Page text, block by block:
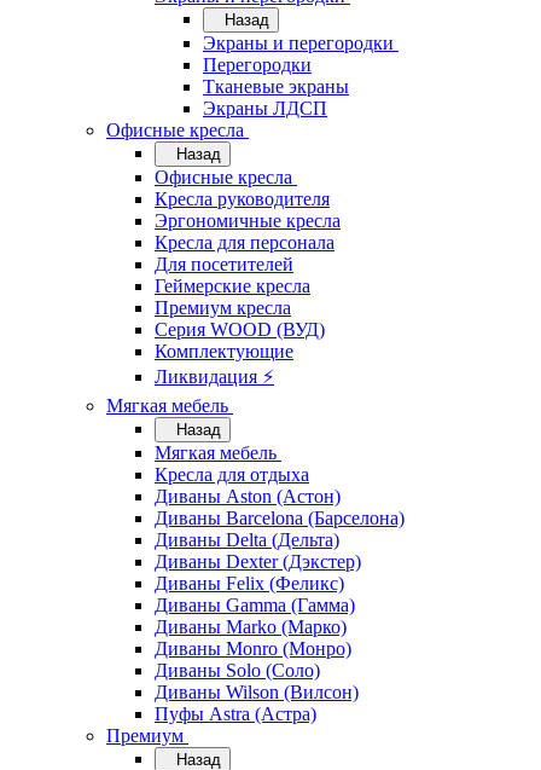
Назад
Экраны и перегородки
Перегородки
Тканевые экраны
Экраны ЛДСП
Офисные кресла
Назад
Офисные кресла
Кресла руководителя
Эргономичные кресла
Кресла для персонала
Для посетителей
Геймерские кресла
Премиум кресла
Серия WOOD (ВУД)
Комплектующие
Ликвидация ⚡
Мягкая мебель
Назад
Мягкая мебель
Кресла для отдыха
Диваны Aston (Астон)
Диваны Barcelona (Барселона)
Диваны Delta (Дельта)
Диваны Dexter (Дэкстер)
Диваны Felix (Феликс)
Диваны Gamma (Гамма)
Диваны Marko (Марко)
Диваны Monro (Монро)
Диваны Solo (Соло)
Диваны Wilson (Вилсон)
Пуфы Astra (Астра)
Премиум
Назад